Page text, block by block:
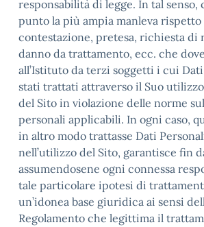
responsabilità di legge. In tal senso,
punto la più ampia manleva rispetto
contestazione, pretesa, richiesta di
danno da trattamento, ecc. che
all’Istituto da terzi soggetti i cui
stati trattati attraverso il Suo
del Sito in violazione delle norme
personali applicabili. In ogni caso,
in altro modo trattasse Dati
nell’utilizzo del Sito, garantisce fin
assumendosene ogni connessa
tale particolare ipotesi di
un’idonea base giuridica ai sensi
Regolamento che legittima il